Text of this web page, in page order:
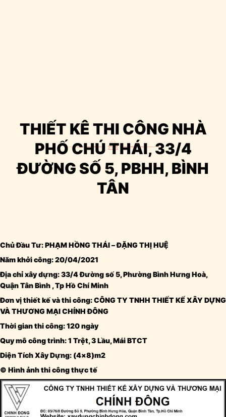
THIẾT KÊ THI CÔNG NHÀ
PHỐ CHÚ THÁI, 33/4
ĐƯỜNG SỐ 5, PBHH, BÌNH
TÂN
Chủ Đầu Tư: PHẠM HỒNG THÁI – ĐẶNG THỊ HUỆ
Năm khởi công: 20/04/2021
Địa chỉ xây dựng: 33/4 Đường số 5, Phường Bình Hưng Hoà,
QuậnTânBình , Tp Hồ Chí Minh
Đơn vị thiết kế và thi công: CÔNG TY TNHH THIẾT KẾ XÂY DỰNG
VÀ THƯƠNG MẠI CHÍNH ĐÔNG
Thời gian thi công: 120 ngày
Quy mô công trình: 1 Trệt, 3 Lầu, Mái BTCT
Diện Tích Xây Dựng: (4×8)m2
© Hình ảnh thi công thực tế